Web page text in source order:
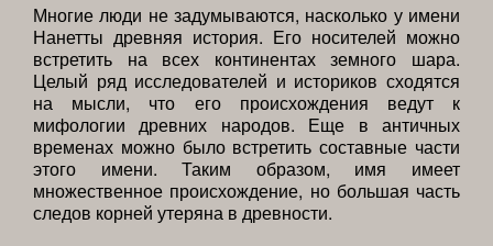
Многие люди не задумываются, насколько у имени
Нанетты древняя история. Его носителей можно
встретить на всех континентах земного шара.
Целый ряд исследователей и историков сходятся
на мысли, что его происхождения ведут к
мифологии древних народов. Еще в античных
временах можно было встретить составные части
этого имени. Таким образом, имя имеет
множественное происхождение, но большая часть
следов корней утеряна в древности.